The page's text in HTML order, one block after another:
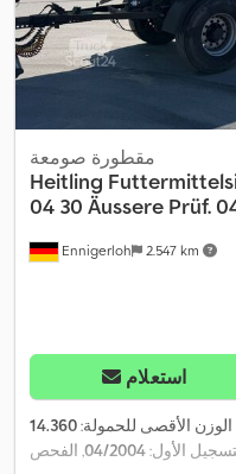
Ennigerloh 2.547 km
مقطورة صومعة
Heitling
04 30 Äussere Prüf.
استعلام
الوزن الأقصى للحمولة:14.360
الأول:04/2004, الفحص